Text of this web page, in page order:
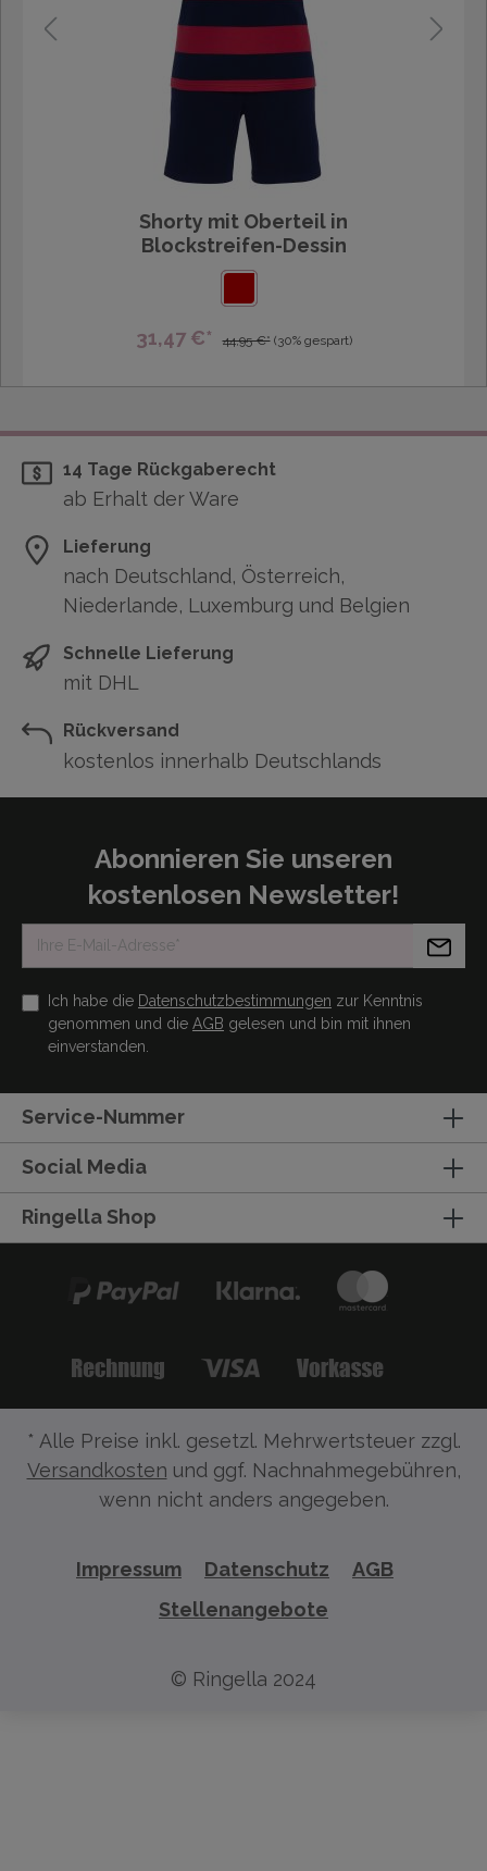
Shorty mit Oberteil in
Blockstreifen-Dessin
31,47 €* 44,95 €* (30% gespart)
14 Tage Rückgaberecht
ab Erhalt der Ware
Lieferung
nach Deutschland, Österreich,
Niederlande, Luxemburg und Belgien
Schnelle Lieferung
mit DHL
Rückversand
kostenlos innerhalb Deutschlands
Abonnieren Sie unseren
kostenlosen Newsletter!
Ich habe die Datenschutzbestimmungen zur Kenntnis
genommen und die AGB gelesen und bin mit ihnen
einverstanden.
Service-Nummer
Social Media
Ringella Shop
* Alle Preise inkl. gesetzl. Mehrwertsteuer zzgl.
Versandkosten und ggf. Nachnahmegebühren,
wenn nicht anders angegeben.
Impressum Datenschutz
AGB
Stellenangebote
© Ringella 2024